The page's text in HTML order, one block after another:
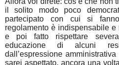
il solito modo poco
partecipato con cui si
regolamento è indispensabile
e poi fatto rispettare
educazione di alcuni
dall’espressione
sarei aspettato, ancora una